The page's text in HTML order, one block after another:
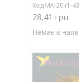
Код MA-20 (1-
28,41 грн.
Немає в